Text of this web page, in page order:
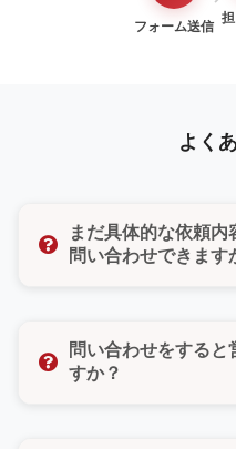
フォーム送信
よく
まだ具体的な依頼内
問い合わせできます
たい」「ちょっとした
な気持ちでも大丈夫で
問い合わせをすると
すか？